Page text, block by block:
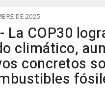
DE 2025
La COP30
climático,
concretos